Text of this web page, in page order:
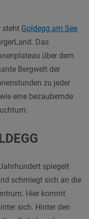
steht Goldegg am See
Das
über dem
Bergwelt der
zu jeder
eine bezaubernde
spiegelt
schmiegt sich an die
Hier kommt
sich. Hinter den